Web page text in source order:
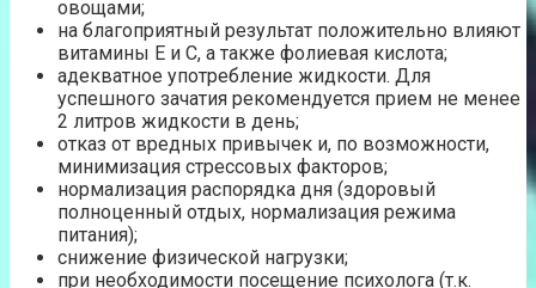
овощами;
на благоприятный результат положительно влияют
витамины Е и С, а также фолиевая кислота;
адекватное употребление жидкости. Для
успешного зачатия рекомендуется прием не менее
2 литров жидкости в день;
отказ от вредных привычек и, по возможности,
минимизация стрессовых факторов;
нормализация распорядка дня (здоровый
полноценный отдых, нормализация режима
питания);
снижение физической нагрузки;
при необходимости посещение психолога (т.к.